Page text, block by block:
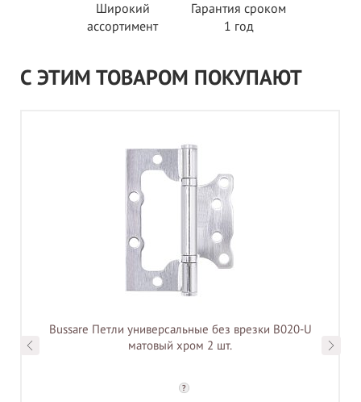
Широкий
ассортимент
Гарантия сроком
1 год
С ЭТИМ ТОВАРОМ ПОКУПАЮТ
Bussare Петли универсальные без врезки B020-U
матовый хром 2 шт.
?